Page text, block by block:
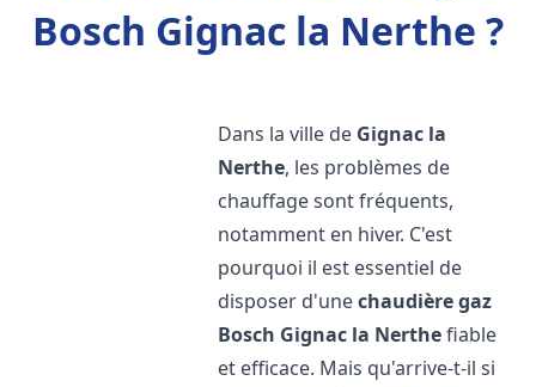
Bosch Gignac la Nerthe ?
Dans la ville de Gignac la
Nerthe, les problèmes de
chauffage sont fréquents,
notamment en hiver. C'est
pourquoi il est essentiel de
disposer d'unechaudière gaz
Bosch Gignac la Nerthefiable
et efficace. Mais qu'arrive-t-il si